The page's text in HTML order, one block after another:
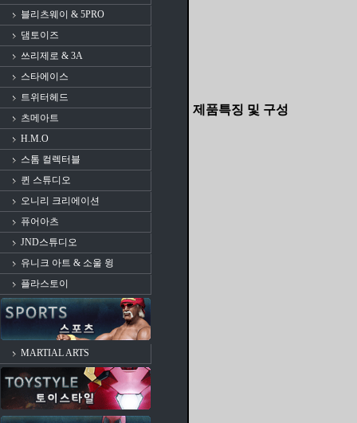
블리츠웨이 & 5PRO
댐토이즈
쓰리제로 & 3A
스타에이스
트위터헤드
츠메아트
H.M.O
스톰 컬렉터블
퀸 스튜디오
오니리 크리에이션
퓨어아츠
JND스튜디오
유니크 아트 & 소울 윙
플라스토이
MARTIAL ARTS
제품특징 및 구성